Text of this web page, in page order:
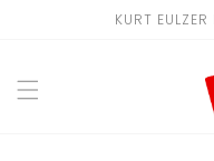
KURT